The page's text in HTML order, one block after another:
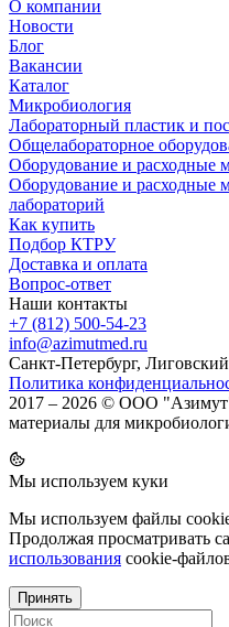
О компании
Новости
Блог
Вакансии
Каталог
Микробиология
Лабораторный пластик и
Общелабораторное
Оборудование и расходные
Оборудование и расходные
лабораторий
Как купить
Подбор КТРУ
Доставка и оплата
Вопрос-ответ
Наши контакты
+7 (812) 500-54-23
info@azimutmed.ru
Санкт-Петербург,
Политика
2017 – 2026 © ООО
материалы для
Мы используем куки
Мы используем файлы
Продолжая просматривать
использования cookie-
Принять